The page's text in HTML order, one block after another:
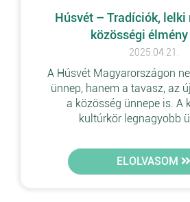
Húsvét – Tradíciók, lelki
közösségi élmény
2025.04.21.
A Húsvét Magyarországon
ünnep, hanem a tavasz, az
a közösség ünnepe is. A
kultúrkör legnagyobb
ELOLVASOM